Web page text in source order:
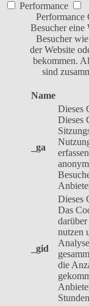
Performance
Performance
Besucher eine
Besucher
der Website
bekommen.
sind
Name
_ga
Dieses
Dieses
_gid
Dieses
Das
nutzen
die
Stunden